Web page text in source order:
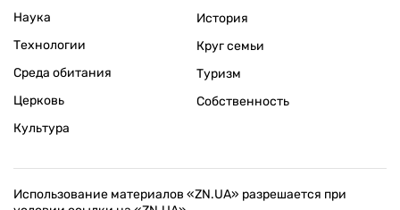
Наука
Технологии
Среда обитания
Церковь
Культура
История
Круг семьи
Туризм
Собственность
Использование материалов «ZN.UA» разрешается при